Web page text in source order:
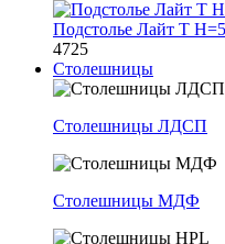
Подстолье Лайт Т
4725
Столешницы
Столешницы ЛДСП
Столешницы МДФ